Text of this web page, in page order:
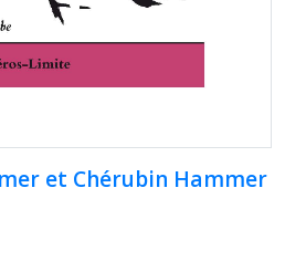
et Chérubin Hammer